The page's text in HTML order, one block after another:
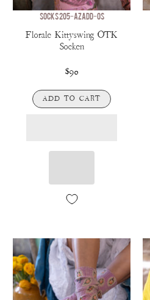
SOCKS 205-AZADD-OS
Florale Kittyswing OTK
Socken
$90
ADD TO CART